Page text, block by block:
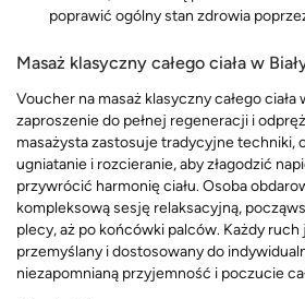
poprawić ogólny stan zdrowia
Masaż klasyczny całego ciała w
Voucher na masaż klasyczny całego ciała
zaproszenie do pełnej regeneracji i
masażysta zastosuje tradycyjne techniki,
ugniatanie i rozcieranie, aby złagodzić
przywrócić harmonię ciału. Osoba
kompleksową sesję relaksacyjną,
plecy, aż po końcówki palców. Każdy
przemyślany i dostosowany do
niezapomnianą przyjemność i poczucie